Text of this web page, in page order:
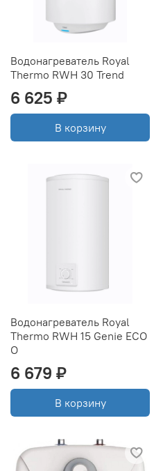
Водонагреватель Royal
Thermo RWH 30 Trend
6 625 ₽
В корзину
Водонагреватель Royal
Thermo RWH 15 Genie ECO
O
6 679 ₽
В корзину